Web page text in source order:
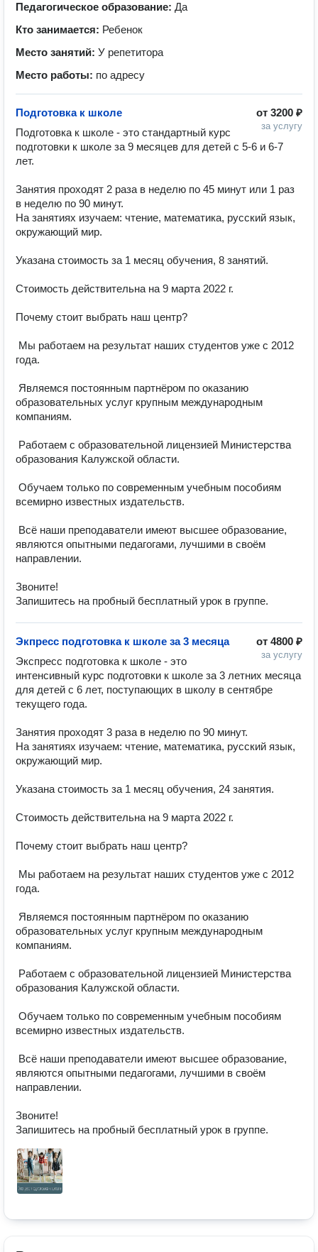
Педагогическое образование: Да
Кто занимается: Ребенок
Место занятий: У репетитора
Место работы: по адресу
от 3200 ₽
за услугу
Подготовка к школе
Подготовка к школе - это стандартный курс
подготовки к школе за 9 месяцев для детей с 5-6 и 6-7
лет.
Занятия проходят 2 раза в неделю по 45 минут или 1 раз
в неделю по 90 минут.
На занятиях изучаем: чтение, математика, русский язык,
окружающий мир.
Указана стоимость за 1 месяц обучения, 8 занятий.
Стоимость действительна на 9 марта 2022 г.
Почему стоит выбрать наш центр?
года.
образовательных услуг крупным международным
компаниям.
образования Калужской области.
всемирно известных издательств.
являются опытными педагогами, лучшими в своём
направлении.
Звоните!
Запишитесь на пробный бесплатный урок в группе.
от 4800 ₽
за услугу
Экпресс подготовка к школе за 3 месяца
Экспресс подготовка к школе - это
интенсивный курс подготовки к школе за 3 летних месяца
для детей с 6 лет, поступающих в школу в сентябре
текущего года.
Занятия проходят 3 раза в неделю по 90 минут.
На занятиях изучаем: чтение, математика, русский язык,
окружающий мир.
Указана стоимость за 1 месяц обучения, 24 занятия.
Стоимость действительна на 9 марта 2022 г.
Почему стоит выбрать наш центр?
года.
образовательных услуг крупным международным
компаниям.
образования Калужской области.
всемирно известных издательств.
являются опытными педагогами, лучшими в своём
направлении.
Звоните!
Запишитесь на пробный бесплатный урок в группе.